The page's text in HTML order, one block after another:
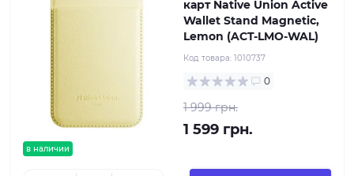
в наличии
карт Native Union Active
Wallet Stand Magnetic,
Lemon (ACT-LMO-WAL)
Код товара: 1010737
0
1 999 грн.
1 599 грн.